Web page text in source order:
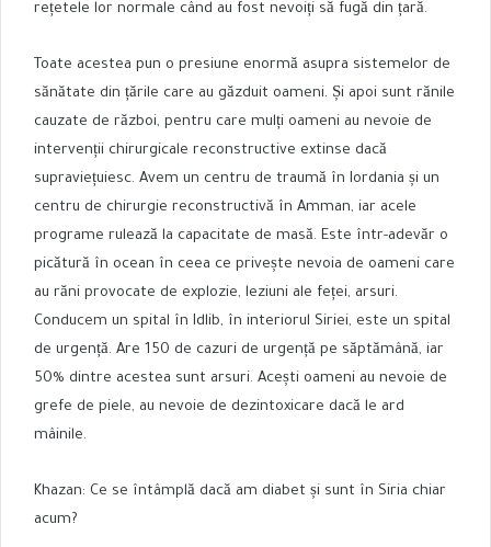
rețetele lor normale când au fost nevoiți să fugă din țară.
Toate acestea pun o presiune enormă asupra sistemelor de
sănătate din țările care au găzduit oameni. Și apoi sunt rănile
cauzate de război, pentru care mulți oameni au nevoie de
intervenții chirurgicale reconstructive extinse dacă
supraviețuiesc. Avem un centru de traumă în Iordania și un
centru de chirurgie reconstructivă în Amman, iar acele
programe rulează la capacitate de masă. Este într-adevăr o
picătură în ocean în ceea ce privește nevoia de oameni care
au răni provocate de explozie, leziuni ale feței, arsuri.
Conducem un spital în Idlib, în ​​interiorul Siriei, este un spital
de urgență. Are 150 de cazuri de urgență pe săptămână, iar
50% dintre acestea sunt arsuri. Acești oameni au nevoie de
grefe de piele, au nevoie de dezintoxicare dacă le ard
mâinile.
Khazan: Ce se întâmplă dacă am diabet și sunt în Siria chiar
acum?